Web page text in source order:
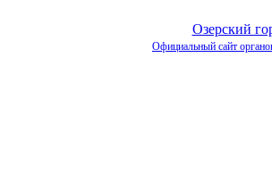
Озерский
Официальный сайт